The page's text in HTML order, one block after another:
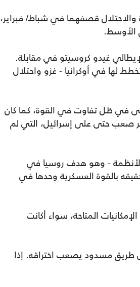
والاحتلال قصفهما في شباط/ فبراير،
الأوسط.
غيدو كروسيتو في مقابلة.
لها في أوكرانيا - غزو واحتلال
في ظل تفاوت في القوة، كما كان
صعب حتى على إسرائيل، التي لم
الأنظمة - وهو هدف روسيا في
بالقوة العسكرية وحدها في
المتاحة، سواء أكانت
طريق مسدود يصعب اختراقه. إذا